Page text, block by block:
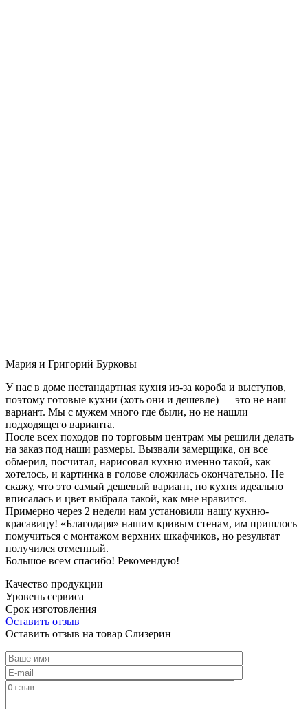
Мария и Григорий Бурковы
У нас в доме нестандартная кухня из-за короба и выступов,
поэтому готовые кухни (хоть они и дешевле) — это не наш
вариант. Мы с мужем много где были, но не нашли
подходящего варианта.
После всех походов по торговым центрам мы решили делать
на заказ под наши размеры. Вызвали замерщика, он все
обмерил, посчитал, нарисовал кухню именно такой, как
хотелось, и картинка в голове сложилась окончательно. Не
скажу, что это самый дешевый вариант, но кухня идеально
вписалась и цвет выбрала такой, как мне нравится.
Примерно через 2 недели нам установили нашу кухню-
красавицу! «Благодаря» нашим кривым стенам, им пришлось
помучиться с монтажом верхних шкафчиков, но результат
получился отменный.
Большое всем спасибо! Рекомендую!
Качество продукции
Уровень сервиса
Срок изготовления
Оставить отзыв
Оставить отзыв на товар Слизерин